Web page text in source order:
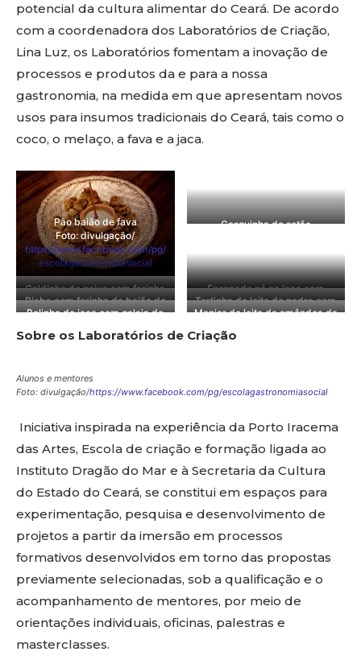
potencial da cultura alimentar do Ceará. De acordo
com a coordenadora dos Laboratórios de Criação,
Lina Luz, os Laboratórios fomentam a inovação de
processos e produtos da e para a nossa
gastronomia, na medida em que apresentam novos
usos para insumos tradicionais do Ceará, tais como o
coco, o melaço, a fava e a jaca.
Pão baião de fava
Foto: divulgação/
https://www.facebook.com/pg/
escolagastronomiasocial
Casquinha do setão
escolagastronomiasocial
Caldinho de peixe com farinha
de baião de fava
Foto: divulgação/
https://www.facebook.com/pg/
escolagastronomiasocial
Ensopado pé na jaca com
farofa crocante
Foto: divulgação/
https://www.facebook.com/pg/
escolagastronomiasocial
Piaba com farinha de baião de
fava
Foto: divulgação/
https://www.facebook.com/pg/
Tortinha de leite de pedra com
creme de cajá
Foto: divulgação/
https://www.facebook.com/pg/
Bolinho de jaca com geleia de
Foto: divulgação/
Manjar de leite de amêndoa da
Foto: divulgação/
Sobre os Laboratórios de Criação
Alunos e mentores
Foto: divulgação/https://www.facebook.com/pg/escolagastronomiasocial
Iniciativa inspirada na experiência da Porto Iracema
das Artes, Escola de criação e formação ligada ao
Instituto Dragão do Mar e à Secretaria da Cultura
do Estado do Ceará, se constitui em espaços para
experimentação, pesquisa e desenvolvimento de
projetos a partir da imersão em processos
formativos desenvolvidos em torno das propostas
previamente selecionadas, sob a qualificação e o
acompanhamento de mentores, por meio de
orientações individuais, oficinas, palestras e
masterclasses.